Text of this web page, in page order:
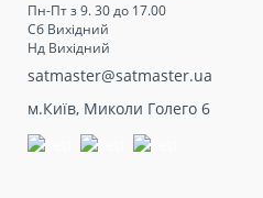
Пн-Пт з 9. 30 до 17.00
Сб Вихідний
Нд Вихідний
satmaster@satmaster.ua
м.Київ, Миколи Голего 6